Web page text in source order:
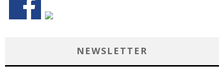
NEWSLETTER